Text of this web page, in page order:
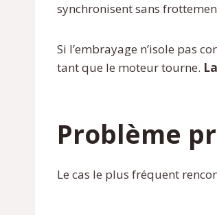
synchronisent sans
Si l’embrayage n’isole pas
tant que le moteur tourne.
Problème
Le cas le plus fréquent